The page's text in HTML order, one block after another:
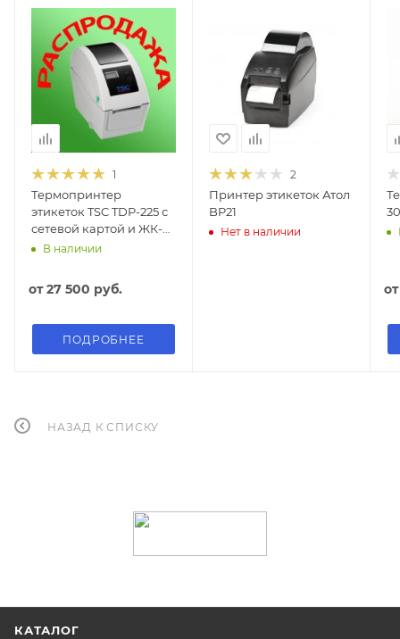
1
Термопринтер
этикеток TSC TDP-225 с
сетевой картой и ЖК-
дисплеем
В наличии
от27 500 руб.
ПОДРОБНЕЕ
2
Принтер этикеток Атол
BP21
Нет в наличии
НАЗАД К СПИСКУ
КАТАЛОГ